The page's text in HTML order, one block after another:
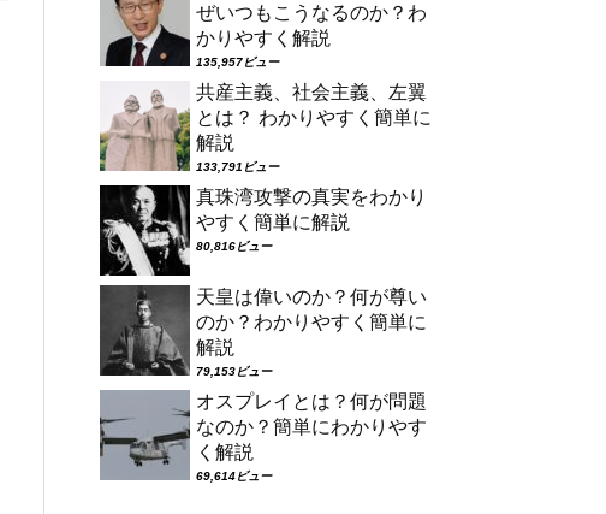
ぜいつもこうなるのか？わ
かりやすく解説
135,957ビュー
共産主義、社会主義、左翼
とは？ わかりやすく簡単に
解説
133,791ビュー
真珠湾攻撃の真実をわかり
やすく簡単に解説
80,816ビュー
天皇は偉いのか？何が尊い
のか？わかりやすく簡単に
解説
79,153ビュー
オスプレイとは？何が問題
なのか？簡単にわかりやす
く解説
69,614ビュー